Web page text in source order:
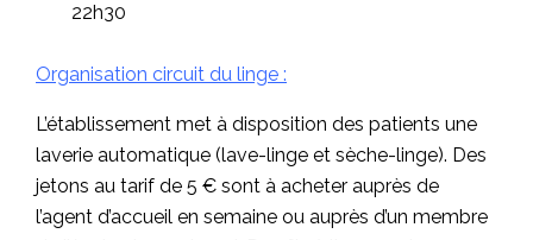
22h30
Organisation circuit du linge :
L’établissement met à disposition des patients une
laverie automatique (lave-linge et sèche-linge). Des
jetons au tarif de 5 € sont à acheter auprès de
l’agent d’accueil en semaine ou auprès d’un membre